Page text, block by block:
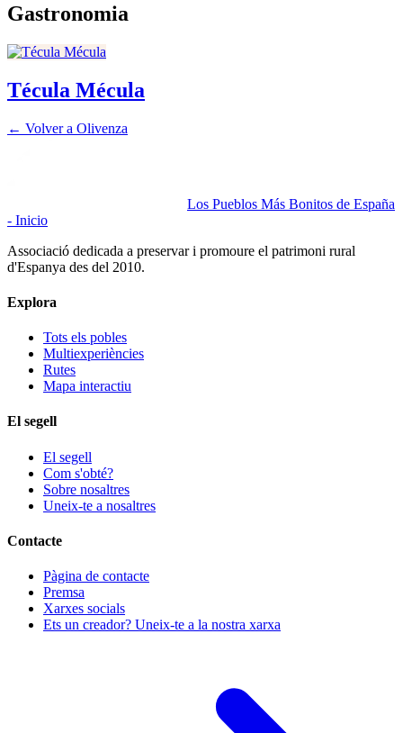
Gastronomia
Técula Mécula
← Volver a Olivenza
Los Pueblos Más Bonitos de España
- Inicio
Associació dedicada a preservar i promoure el patrimoni rural
d'Espanya des del 2010.
Explora
Tots els pobles
Multiexperiències
Rutes
Mapa interactiu
El segell
El segell
Com s'obté?
Sobre nosaltres
Uneix-te a nosaltres
Contacte
Pàgina de contacte
Premsa
Xarxes socials
Ets un creador? Uneix-te a la nostra xarxa